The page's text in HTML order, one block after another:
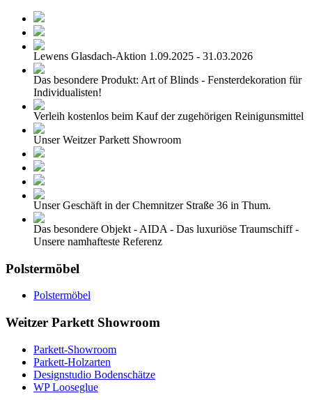
Lewens Glasdach-Aktion 1.09.2025 - 31.03.2026
Das besondere Produkt: Art of Blinds - Fensterdekoration für
Individualisten!
Verleih kostenlos beim Kauf der zugehörigen Reinigunsmittel
Unser Weitzer Parkett Showroom
Unser Geschäft in der Chemnitzer Straße 36 in Thum.
Das besondere Objekt - AIDA - Das luxuriöse Traumschiff -
Unsere namhafteste Referenz
Polstermöbel
Polstermöbel
Weitzer Parkett Showroom
Parkett-Showroom
Parkett-Holzarten
Designstudio Bodenschätze
WP Looseglue